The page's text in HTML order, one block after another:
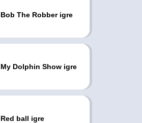
Bob The Robber igre
My Dolphin Show igre
Red ball igre